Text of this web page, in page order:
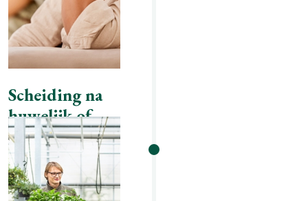
Scheiding na
huwelijk of
geregistreerd
partnerschap
convenant /
ouderschapsplan /